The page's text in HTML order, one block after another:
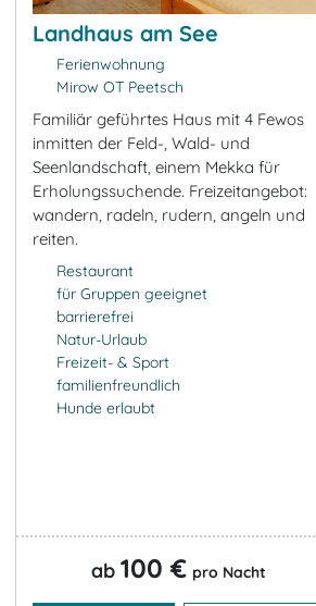
Landhaus am See
Ferienwohnung
Mirow OT Peetsch
Familiär geführtes Haus mit 4 Fewos
inmitten der Feld-, Wald- und
Seenlandschaft, einem Mekka für
Erholungssuchende. Freizeitangebot:
wandern, radeln, rudern, angeln und
reiten.
Restaurant
für Gruppen geeignet
barrierefrei
Natur-Urlaub
Freizeit- & Sport
familienfreundlich
Hunde erlaubt
ab 100 € pro Nacht